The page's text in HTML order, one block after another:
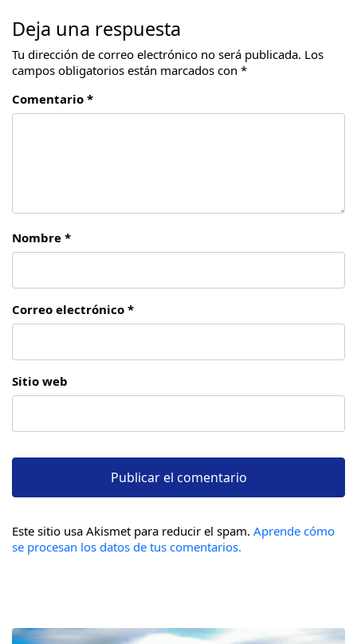
Deja una respuesta
Tu dirección de correo electrónico no será publicada. Los
campos obligatorios están marcados con *
Comentario *
Nombre *
Correo electrónico *
Sitio web
Este sitio usa Akismet para reducir el spam. Aprende cómo
se procesan los datos de tus comentarios.